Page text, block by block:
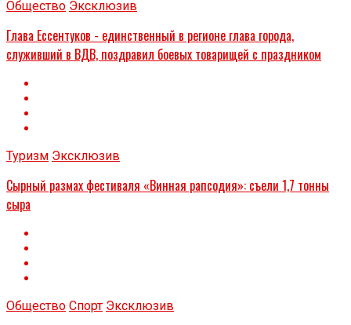
Общество Эксклюзив
Глава Ессентуков - единственный в регионе глава города,
служивший в ВДВ, поздравил боевых товарищей с праздником
Туризм Эксклюзив
Сырный размах фестиваля «Винная рапсодия»: съели 1,7 тонны
сыра
Общество Спорт Эксклюзив